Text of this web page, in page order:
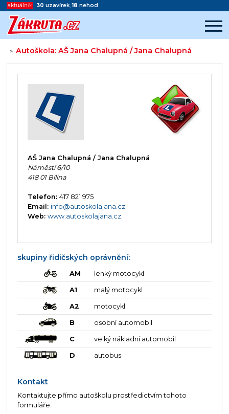
aktuálně: 30 uzavírek,18 nehod
>Autoškola: AŠ Jana Chalupná / Jana Chalupná
Začátek reklamy
Konec reklamy
AŠ Jana Chalupná / Jana Chalupná
Náměstí 6/10
418 01 Bílina
Telefon: 417 821 975
Email: info@autoskolajana.cz
Web: www.autoskolajana.cz
skupiny řidičských oprávnění:
AM lehký motocykl
A1 malý motocykl
A2 motocykl
B osobní automobil
C velký nákladní automobil
D autobus
Kontakt
Kontaktujte přímo autoškolu prostředictvím tohoto
formuláře.